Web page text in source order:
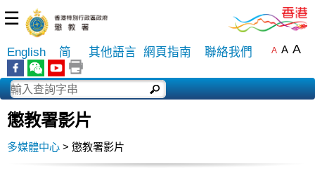
☰
English 简 其他語言 網頁指南 聯絡我們 A A A
懲教署影片
多媒體中心 > 懲教署影片